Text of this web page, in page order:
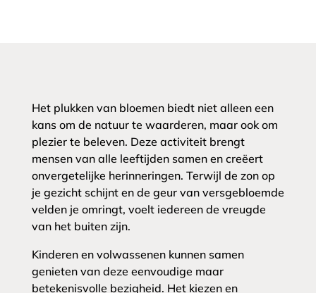
Het plukken van bloemen biedt niet alleen een
kans om de natuur te waarderen, maar ook om
plezier te beleven. Deze activiteit brengt
mensen van alle leeftijden samen en creëert
onvergetelijke herinneringen. Terwijl de zon op
je gezicht schijnt en de geur van versgebloemde
velden je omringt, voelt iedereen de vreugde
van het buiten zijn.
Kinderen en volwassenen kunnen samen
genieten van deze eenvoudige maar
betekenisvolle bezigheid. Het kiezen en